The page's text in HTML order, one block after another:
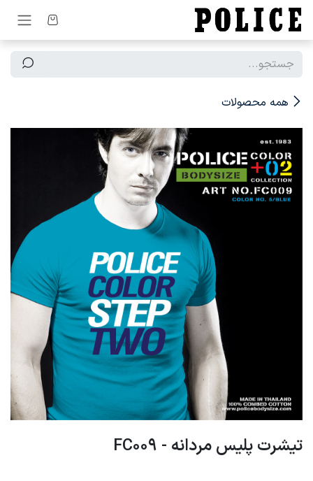
صرف نظر و مشاهده محتوا
همه محصولات
تیشرت پلیس مردانه - FC009